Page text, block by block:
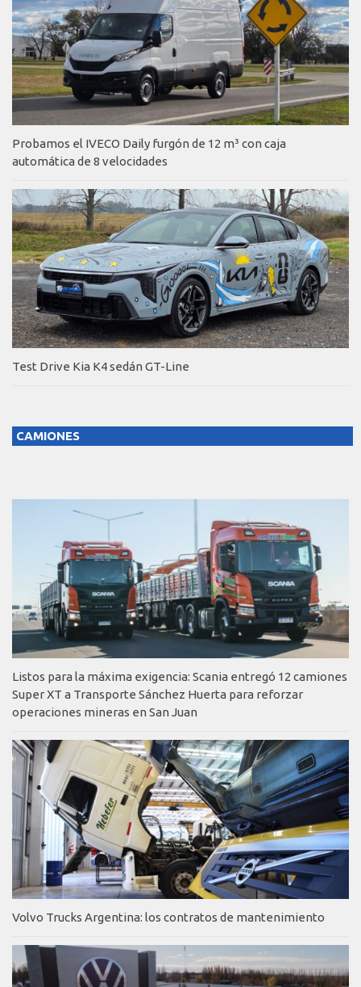
Probamos el IVECO Daily furgón de 12 m³ con caja
automática de 8 velocidades
Test Drive Kia K4 sedán GT-Line
CAMIONES
Listos para la máxima exigencia: Scania entregó 12 camiones
Super XT a Transporte Sánchez Huerta para reforzar
operaciones mineras en San Juan
Volvo Trucks Argentina: los contratos de mantenimiento